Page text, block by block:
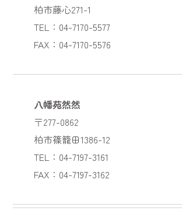
柏市藤心271-1
TEL：04-7170-5577
FAX：04-7170-5576
八幡苑然然
〒277-0862
柏市篠籠田1386-12
TEL：04-7197-3161
FAX：04-7197-3162